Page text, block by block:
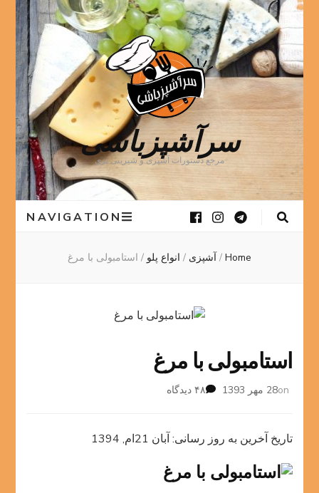
سرآشپزباشی
مرجع دستورات آشپزی و شیرینی پزی
NAVIGATION
Home
/ آشپزی / انواع پلو / استامبولی با مرغ
استامبولی با مرغ
on28 مهر 1393 ۴۸ دیدگاه
مرغ
تاریخ آخرین به روز رسانی: آبان 21ام, 1394